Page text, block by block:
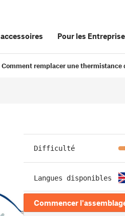
accessoires Pour les
Comment remplacer une thermistance
Difficulté
Langues disponibles
Commencer